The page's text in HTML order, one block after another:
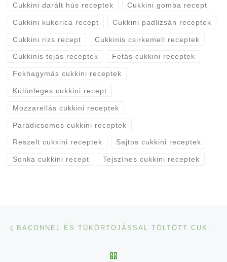
Cukkini darált hús receptek Cukkini gomba recept
Cukkini kukorica recept Cukkini padlizsán receptek
Cukkini rizs recept Cukkinis csirkemell receptek
Cukkinis tojás receptek Fetás cukkini receptek
Fokhagymás cukkini receptek
Különleges cukkini recept
Mozzarellás cukkini receptek
Paradicsomos cukkini receptek
Reszelt cukkini receptek Sajtos cukkini receptek
Sonka cukkini recept Tejszínes cukkini receptek
Navigálás a bejegyzések között